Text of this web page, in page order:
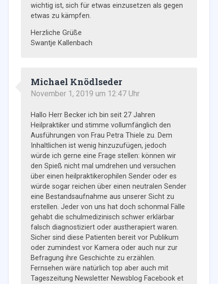
wichtig ist, sich für etwas einzusetzen als gegen
etwas zu kämpfen.
Herzliche Grüße
Swantje Kallenbach
Michael Knödlseder
November 1, 2019 um 12:47 Uhr
Hallo Herr Becker ich bin seit 27 Jahren
Heilpraktiker und stimme vollumfänglich den
Ausführungen von Frau Petra Thiele zu. Dem
Inhaltlichen ist wenig hinzuzufügen, jedoch
würde ich gerne eine Frage stellen: können wir
den Spieß nicht mal umdrehen und versuchen
über einen heilpraktikerophilen Sender oder es
würde sogar reichen über einen neutralen Sender
eine Bestandsaufnahme aus unserer Sicht zu
erstellen. Jeder von uns hat doch schonmal Fälle
gehabt die schulmedizinisch schwer erklärbar
falsch diagnostiziert oder austherapiert waren.
Sicher sind diese Patienten bereit vor Publikum
oder zumindest vor Kamera oder auch nur zur
Befragung ihre Geschichte zu erzählen.
Fernsehen wäre natürlich top aber auch mit
Tageszeitung Newsletter Newsblog Facebook et